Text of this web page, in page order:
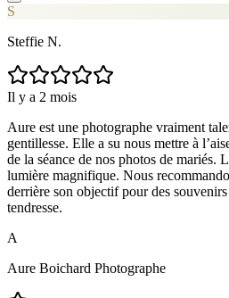
S
Steffie N.
Il y a 2 mois
Aure est une photographe vraiment
gentillesse. Elle a su nous mettre à
de la séance de nos photos de mariés.
lumière magnifique. Nous
derrière son objectif pour des
tendresse.
A
Aure Boichard Photographe